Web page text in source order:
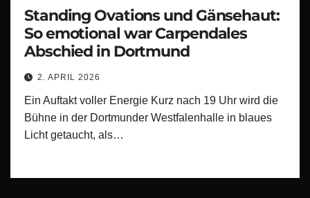
Standing Ovations und Gänsehaut:
So emotional war Carpendales
Abschied in Dortmund
2. APRIL 2026
Ein Auftakt voller Energie Kurz nach 19 Uhr wird die
Bühne in der Dortmunder Westfalenhalle in blaues
Licht getaucht, als…